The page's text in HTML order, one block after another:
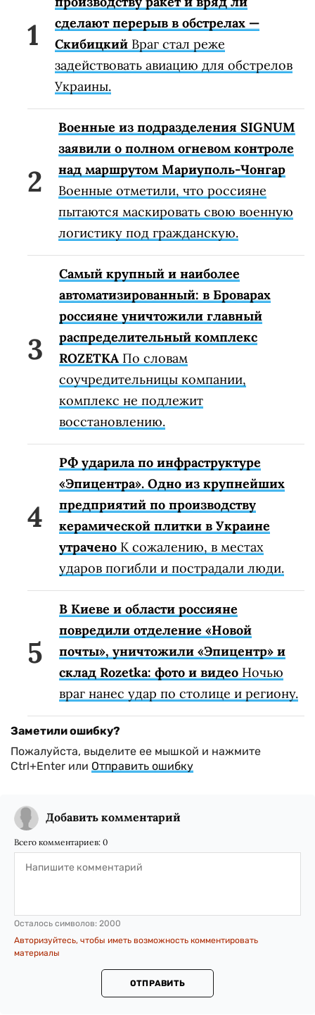
сделают перерыв в обстрелах —
Скибицкий Враг стал реже
задействовать авиацию для обстрелов
Украины.
Военные из подразделения SIGNUM
заявили о полном огневом контроле
над маршрутом Мариуполь-Чонгар
Военные отметили, что россияне
пытаются маскировать свою военную
логистику под гражданскую.
Самый крупный и наиболее
автоматизированный: в Броварах
россияне уничтожили главный
распределительный комплекс
ROZETKA По словам
соучредительницы компании,
комплекс не подлежит
восстановлению.
РФ ударила по инфраструктуре
«Эпицентра». Одно из крупнейших
предприятий по производству
керамической плитки в Украине
утрачено К сожалению, в местах
ударов погибли и пострадали люди.
В Киеве и области россияне
повредили отделение «Новой
почты», уничтожили «Эпицентр» и
склад Rozetka: фото и видео Ночью
враг нанес удар по столице и региону.
Заметили ошибку?
Пожалуйста, выделите ее мышкой и нажмите
Ctrl+Enter или Отправить ошибку
Добавить комментарий
Всего комментариев: 0
Осталось символов: 2000
Авторизуйтесь, чтобы иметь возможность комментировать
материалы
ОТПРАВИТЬ